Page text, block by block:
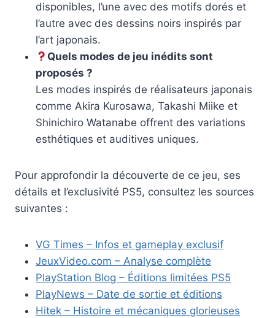
disponibles, l’une avec des motifs dorés et
l’autre avec des dessins noirs inspirés par
l’art japonais.
Quels modes de jeu inédits sont
proposés ?
Les modes inspirés de réalisateurs japonais
comme Akira Kurosawa, Takashi Miike et
Shinichiro Watanabe offrent des variations
esthétiques et auditives uniques.
Pour approfondir la découverte de ce jeu, ses
détails et l’exclusivité PS5, consultez les sources
suivantes :
VG Times – Infos et gameplay exclusif
JeuxVideo.com – Analyse complète
PlayStation Blog – Éditions limitées PS5
PlayNews – Date de sortie et éditions
Hitek – Histoire et mécaniques glorieuses